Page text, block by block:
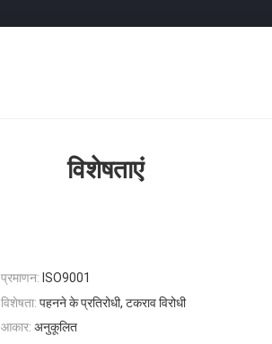
विशेषताएं
प्रमाणन: ISO9001
विशेषता: पहनने के प्रतिरोधी, टकराव विरोधी
आकार: अनुकूलित